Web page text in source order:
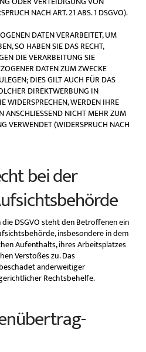
NACH ART. 21 ABS. 1 DSGVO).
DATEN VERARBEITET, UM
SO HABEN SIE DAS RECHT,
DIE VERARBEITUNG SIE
DATEN ZUM ZWECKE
DIES GILT AUCH FÜR DAS
DIREKTWERBUNG IN
WIDERSPRECHEN, WERDEN IHRE
ANSCHLIESSEND NICHT MEHR ZUM
VERWENDET (WIDERSPRUCH NACH
bei der
DSGVO steht den Betroffenen ein
insbesondere in dem
Aufenthalts, ihres Arbeitsplatzes
Verstoßes zu. Das
anderweitiger
Rechtsbehelfe.